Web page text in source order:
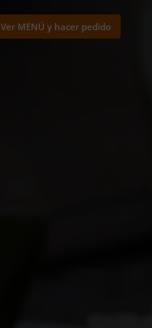
Ver MENÚ y hacer pedido